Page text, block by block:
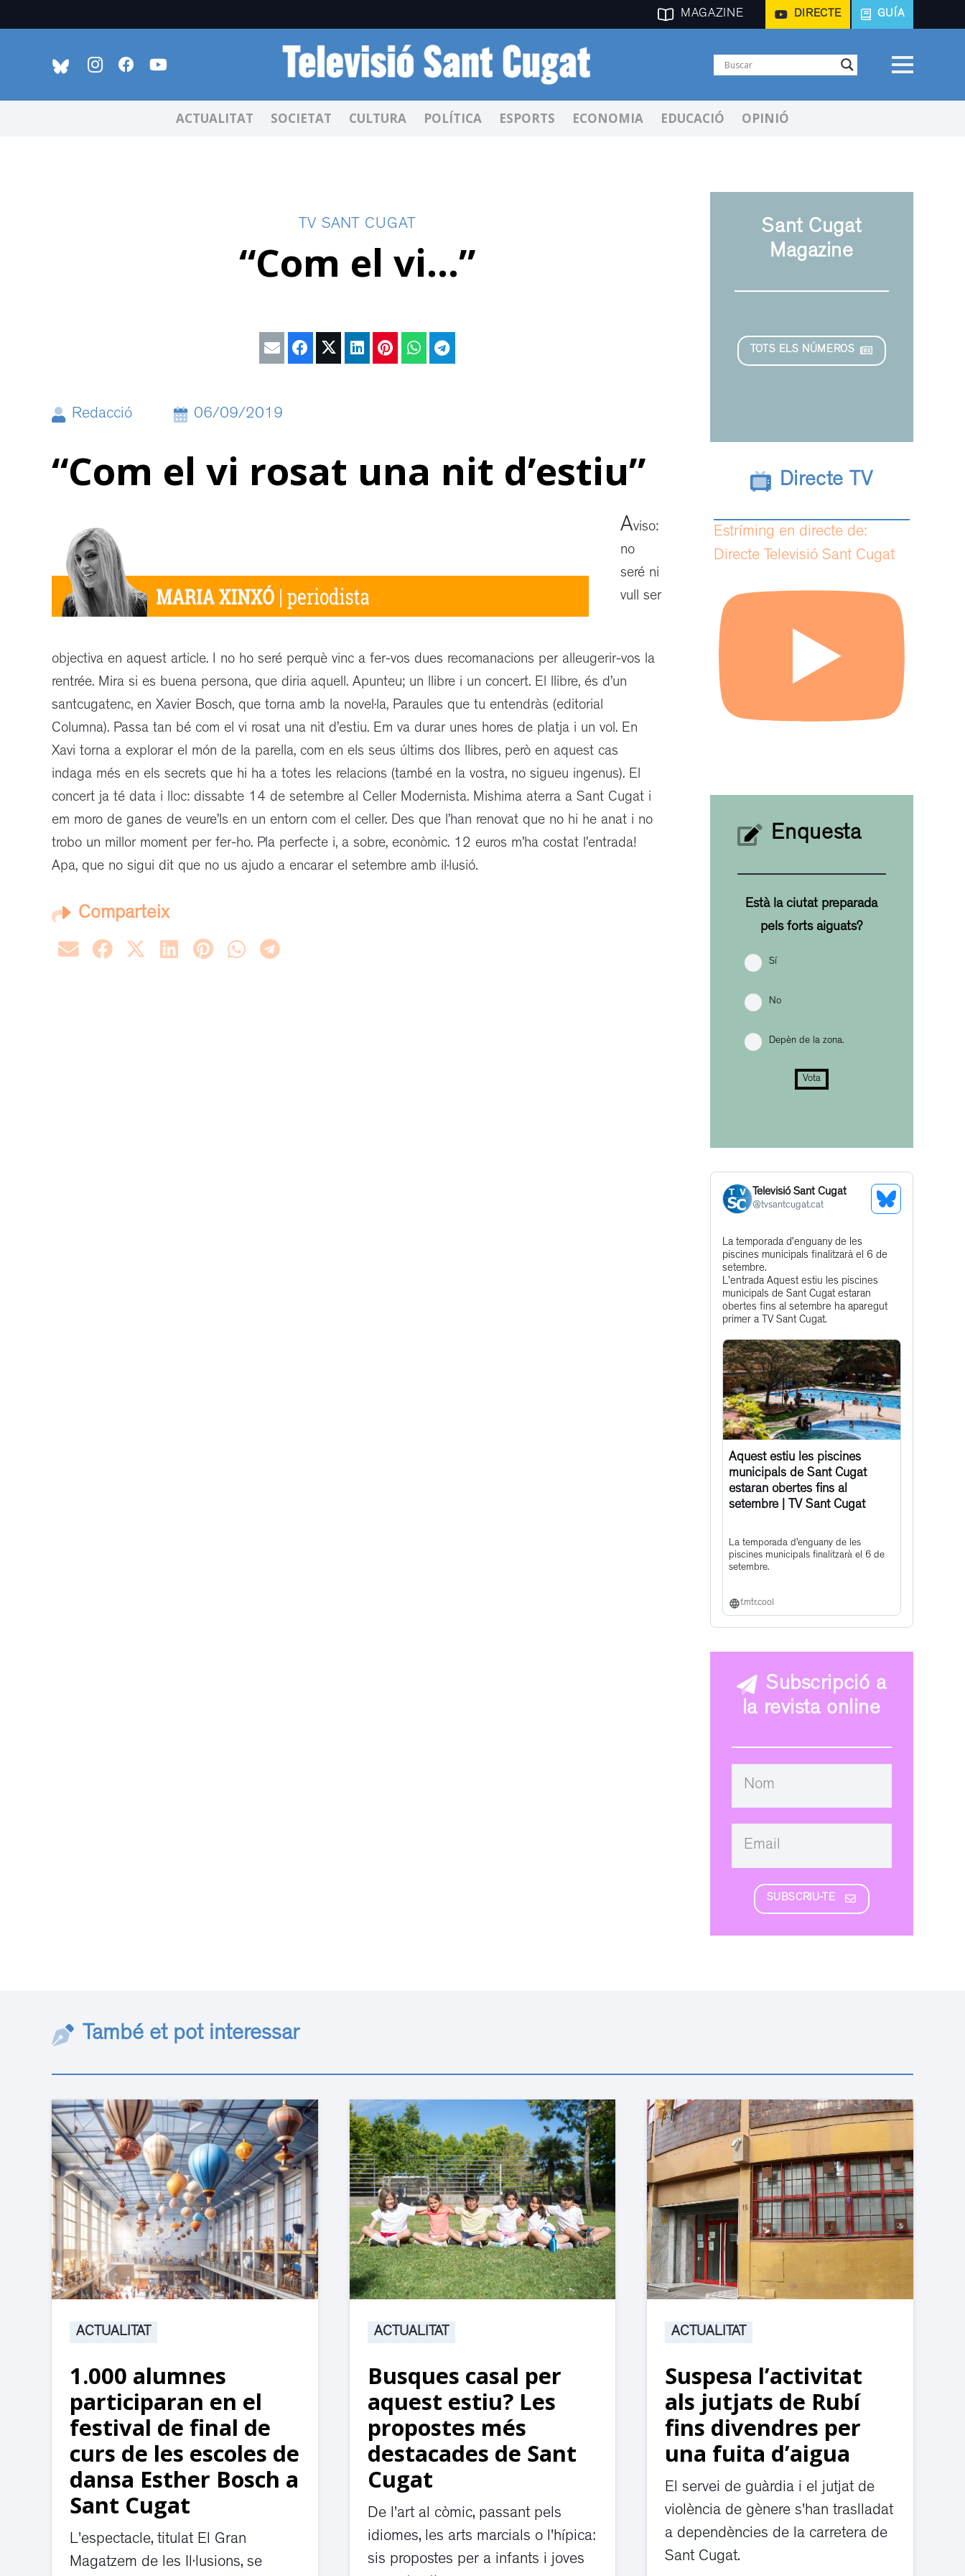
MAGAZINE DIRECTE GUÍA
ACTUALITAT SOCIETAT CULTURA POLÍTICA ESPORTS ECONOMIA EDUCACIÓ OPINIÓ
TV SANT CUGAT
“Com el vi…”
Redacció 06/09/2019
“Com el vi rosat una nit d’estiu”
Aviso:
no
seré ni
vull ser
objectiva en aquest article. I no ho seré perquè vinc a fer-vos dues recomanacions per alleugerir-vos la
rentrée. Mira si es buena persona, que diria aquell. Apunteu; un llibre i un concert. El llibre, és d’un
santcugatenc, en Xavier Bosch, que torna amb la novel·la, Paraules que tu entendràs (editorial
Columna). Passa tan bé com el vi rosat una nit d’estiu. Em va durar unes hores de platja i un vol. En
Xavi torna a explorar el món de la parella, com en els seus últims dos llibres, però en aquest cas
indaga més en els secrets que hi ha a totes les relacions (també en la vostra, no sigueu ingenus). El
concert ja té data i lloc: dissabte 14 de setembre al Celler Modernista. Mishima aterra a Sant Cugat i
em moro de ganes de veure’ls en un entorn com el celler. Des que l’han renovat que no hi he anat i no
trobo un millor moment per fer-ho. Pla perfecte i, a sobre, econòmic. 12 euros m’ha costat l’entrada!
Apa, que no sigui dit que no us ajudo a encarar el setembre amb il·lusió.
Comparteix
Sant Cugat
Magazine
TOTS ELS NÚMEROS
Directe TV
Estríming en directe de:
Directe Televisió Sant Cugat
Enquesta
Està la ciutat preparada
pels forts aiguats?
Sí
No
Depèn de la zona.
Vota
Televisió Sant Cugat
@tvsantcugat.cat
See
Get
to
this
post
La temporada d’enguany de les
piscines municipals finalitzarà el 6 de
setembre.
L'entrada Aquest estiu les piscines
municipals de Sant Cugat estaran
obertes fins al setembre ha aparegut
primer a TV Sant Cugat.
Aquest estiu les piscines
municipals de Sant Cugat
estaran obertes fins al
setembre | TV Sant Cugat
La temporada d’enguany de les
piscines municipals finalitzarà el 6 de
setembre.
f.mtr.cool
Subscripció a
la revista online
SUBSCRIU-TE
També et pot interessar
ACTUALITAT
1.000 alumnes
participaran en el
festival de final de
curs de les escoles de
dansa Esther Bosch a
Sant Cugat
L'espectacle, titulat El Gran
Magatzem de les Il·lusions, se
ACTUALITAT
Busques casal per
aquest estiu? Les
propostes més
destacades de Sant
Cugat
De l'art al còmic, passant pels
idiomes, les arts marcials o l'hípica:
sis propostes per a infants i joves
ACTUALITAT
Suspesa l’activitat
als jutjats de Rubí
fins divendres per
una fuita d’aigua
El servei de guàrdia i el jutjat de
violència de gènere s'han traslladat
a dependències de la carretera de
Sant Cugat.